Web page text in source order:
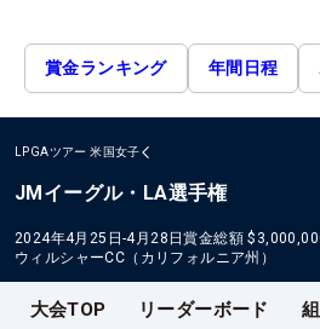
賞金ランキング 年間日程
LPGAツアー 米国女子
JMイーグル・LA選手権
2024年4月25日-4月28日賞金総額
ウィルシャーCC（カリフォルニア州）
大会TOP リーダーボード